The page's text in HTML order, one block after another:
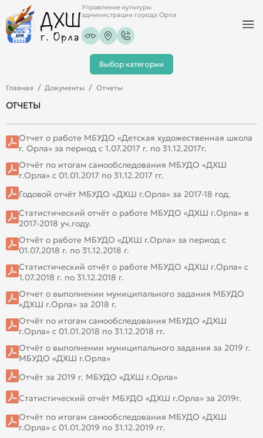
Управление культуры
администрации города Орла
Выбор категории
Главная Документы Отчеты
ОТЧЕТЫ
Отчет о работе МБУДО «Детская художественная школа
г. Орла» за период с 1.07.2017 г. по 31.12.2017г.
Отчёт по итогам самообследования МБУДО «ДХШ
г.Орла» с 01.01.2017 по 31.12.2017 гг.
Годовой отчёт МБУДО «ДХШ г.Орла» за 2017-18 год.
Статистический отчёт о работе МБУДО «ДХШ г.Орла» в
2017-2018 уч.году.
Отчёт о работе МБУДО «ДХШ г.Орла» за период с
01.07.2018 г. по 31.12.2018 г.
Статистический отчёт о работе МБУДО «ДХШ г.Орла» с
1.07.2018 г. по 31.12.2018 г.
Отчет о выполнении муниципального задания МБУДО
«ДХШ г.Орла» за 2018 г.
Отчёт по итогам самообследования МБУДО «ДХШ
г.Орла» с 01.01.2018 по 31.12.2018 гг.
Отчёт о выполнении муниципального задания за 2019 г.
МБУДО «ДХШ г.Орла»
Отчёт за 2019 г. МБУДО «ДХШ г.Орла»
Статистический отчёт МБУДО «ДХШ г.Орла» за 2019г.
Отчёт по итогам самообследования МБУДО «ДХШ
г.Орла» с 01.01.2019 по 31.12.2019 гг.